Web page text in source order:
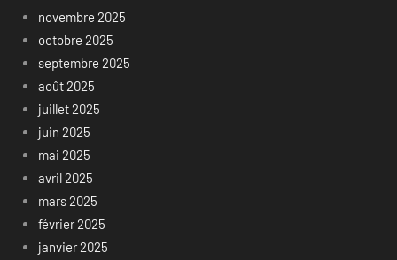
novembre 2025
octobre 2025
septembre 2025
août 2025
juillet 2025
juin 2025
mai 2025
avril 2025
mars 2025
février 2025
janvier 2025